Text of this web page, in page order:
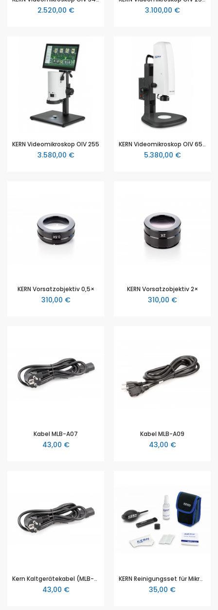
2.520,00 € 3.100,00 €
KERN Videomikroskop OIV 255
3.580,00 €
KERN Videomikroskop OIV 656
5.380,00 €
KERN Vorsatzobjektiv 0,5×
310,00 €
KERN Vorsatzobjektiv 2×
310,00 €
Kabel MLB-A07
43,00 €
Kabel MLB-A09
43,00 €
Kern Kaltgerätekabel (MLB-A07)
43,00 €
KERN Reinigungsset für Mikroskope (OCS 901), 7 teilig
35,00 €